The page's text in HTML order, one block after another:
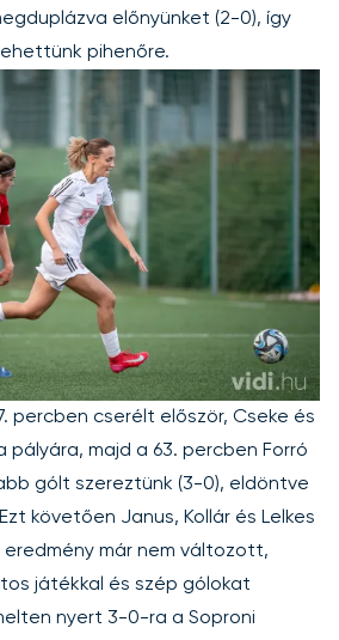
előnyünket (2-0), így
pihenőre.
percben cserélt először, Cseke és
pályára, majd a 63. percben Forró
gólt szereztünk (3-0), eldöntve
követően Janus, Kollár és Lelkes
már nem változott,
játékkal és szép gólokat
nyert 3-0-ra a Soproni